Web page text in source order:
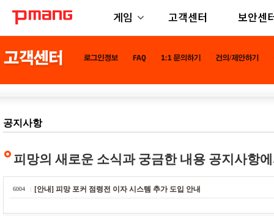
게임 고객센터 보안센
공지사항
피망의 새로운 소식과 궁금한 내용 공지사항
6004 [안내] 피망 포커 점령전 이자 시스템 추가 도입 안내